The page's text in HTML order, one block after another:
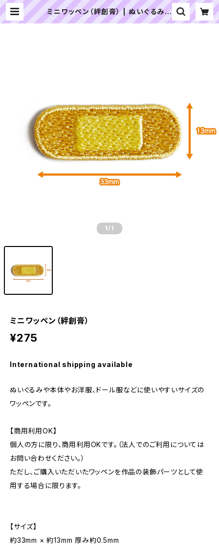
ミニワッペン（絆創膏） | ぬいぐるみの
生地やさん｜「ぬい」の布地・材料の通
1 /1
ミニワッペン（絆創膏）
¥275
International shipping available
ぬいぐるみや本体やお洋服、ドール服などに使いやすいサイズの
ワッペンです。
【商用利用OK】
個人の方に限り、商用利用OKです。（法人でのご利用については
お問い合わせください。）
ただし、ご購入いただいたワッペンを作品の装飾パーツとして使
用する場合に限ります。
【サイズ】
約33mm × 約13mm 厚み約0.5mm